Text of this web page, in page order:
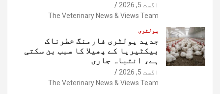
اگست 5, 2026
The Veterinary News & Views Team
پولٹری
جدید پولٹری فارمنگ خطرناک
بیکٹیریا کے پھیلا کا سبب بن سکتی
ہے، انتباہ جاری
اگست 5, 2026
The Veterinary News & Views Team